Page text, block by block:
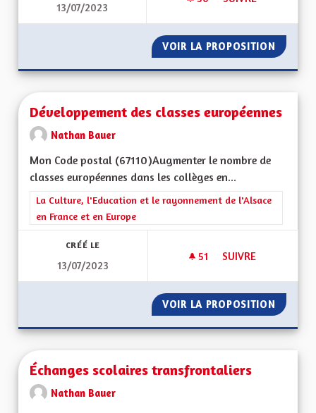
13/07/2023
VOIR LA PROPOSITION
Développement des classes européennes
Nathan Bauer
Mon Code postal (67110)Augmenter le nombre de
classes européennes dans les collèges en...
Filtrer les résultats de la catégorie : La Culture, l'Education et
La Culture, l'Education et le rayonnement de l'Alsace
en France et en Europe
CRÉÉ LE
13/07/2023
51 51 ABONNÉS
SUIVRE
VOIR LA PROPOSITION
Échanges scolaires transfrontaliers
Nathan Bauer